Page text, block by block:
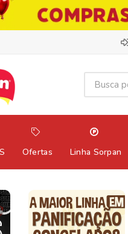
Ofertas Linha Sorpan